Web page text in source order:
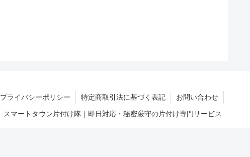
プライバシーポリシー 特定商取引法に基づく表記 お問い合わせ
マートタウン片付け隊｜即日対応・秘密厳守の片付け専門サービス.